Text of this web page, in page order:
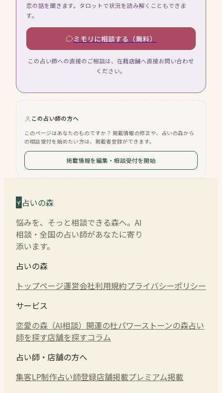
恋の話を聞きます。タロットで状況を読み解くこともできま
す。
ミモリに相談する（無料）
この占い師への直接のご相談は、在籍店舗へ直接お問い合わせ
ください。
この占い師の方へ
このページはあなたのものですか？ 掲載情報の修正や、占いの森から
の相談受付を始めたい方は、掲載者登録ができます。
掲載情報を編集・相談受付を開始
占いの森
悩みを、そっと相談できる森へ。AI
相談・全国の占い師があなたに寄り
添います。
占いの森
トップページ運営会社利用規約プライバシーポリシー
サービス
恋愛の森（AI相談） 開運の杜パワーストーンの森占い
師を探す店舗を探すコラム
占い師・店舗の方へ
集客LP制作占い師登録店舗掲載プレミアム掲載